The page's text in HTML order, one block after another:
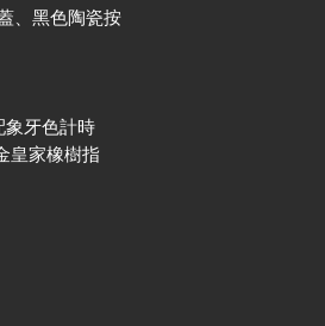
、黑色陶瓷按
象牙色計時
皇家橡樹指